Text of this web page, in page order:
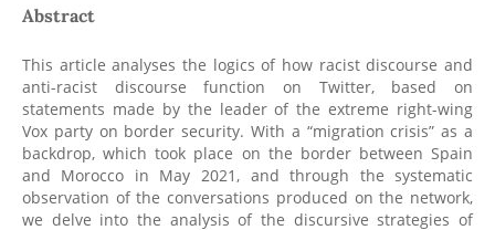
Abstract
This article analyses the logics of how racist discourse and
anti-racist discourse function on Twitter, based on
statements made by the leader of the extreme right-wing
Vox party on border security. With a “migration crisis” as a
backdrop, which took place on the border between Spain
and Morocco in May 2021, and through the systematic
observation of the conversations produced on the network,
we delve into the analysis of the discursive strategies of